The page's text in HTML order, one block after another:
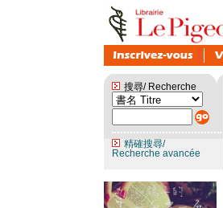
搜尋/ Recherche
精確搜尋/
Recherche avancée